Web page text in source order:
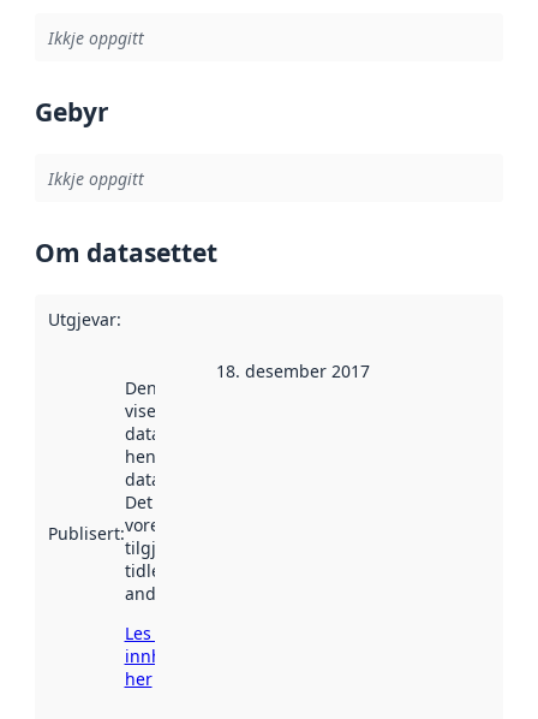
Ikkje oppgitt
Gebyr
Ikkje oppgitt
Om datasettet
Utgjevar:
Publisert:
Denne datoen
viser når
datasettet vart
henta inn av
data.norge.no.
Det kan ha
vore
tilgjengeleg
tidlegare
andre stader.
Les meir om
innhenting
her
18. desember 2017